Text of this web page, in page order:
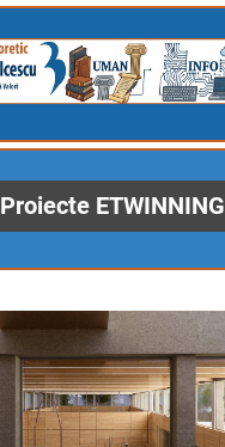
Proiecte ETWINNING